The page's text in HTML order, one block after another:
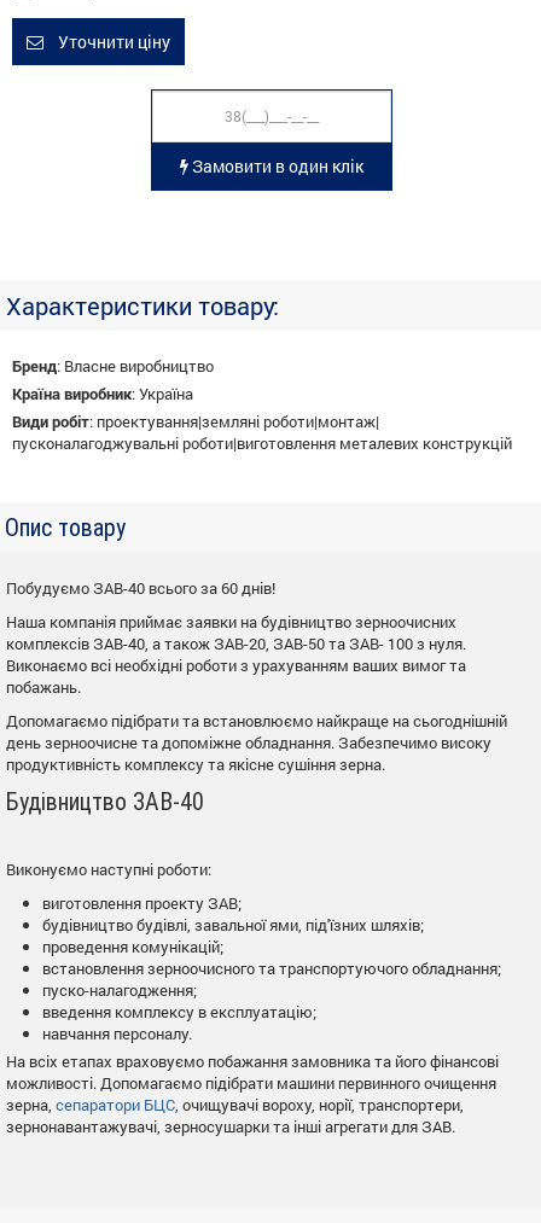
Уточнити ціну
Замовити в один клік
Характеристики товару:
Бренд: Власне виробництво
Країна виробник:Україна
Види робіт: проектування|земляні роботи|монтаж|
пусконалагоджувальні роботи|виготовлення металевих конструкцій
Опис товару
Побудуємо ЗАВ-40 всього за 60 днів!
Наша компанія приймає заявки на будівництво зерноочисних
комплексів ЗАВ-40, а також ЗАВ-20, ЗАВ-50 та ЗАВ- 100 з нуля.
Виконаємо всі необхідні роботи з урахуванням ваших вимог та
побажань.
Допомагаємо підібрати та встановлюємо найкраще на сьогоднішній
день зерноочисне та допоміжне обладнання. Забезпечимо високу
продуктивність комплексу та якісне сушіння зерна.
Будівництво ЗАВ-40
Виконуємо наступні роботи:
виготовлення проекту ЗАВ;
будівництво будівлі, завальної ями, під'їзних шляхів;
проведення комунікацій;
встановлення зерноочисного та транспортуючого обладнання;
пуско-налагодження;
введення комплексу в експлуатацію;
навчання персоналу.
На всіх етапах враховуємо побажання замовника та його фінансові
можливості. Допомагаємо підібрати машини первинного очищення
зерна, сепаратори БЦС , очищувачі вороху, норії, транспортери,
зернонавантажувачі, зерносушарки та інші агрегати для ЗАВ.